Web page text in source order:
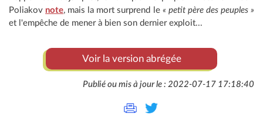
Poliakov note, mais la mort surprend le « petit père des peuples »
et l'empêche de mener à bien son dernier exploit...
Voir la version abrégée
Publié ou mis à jour le : 2022-07-17 17:18:40